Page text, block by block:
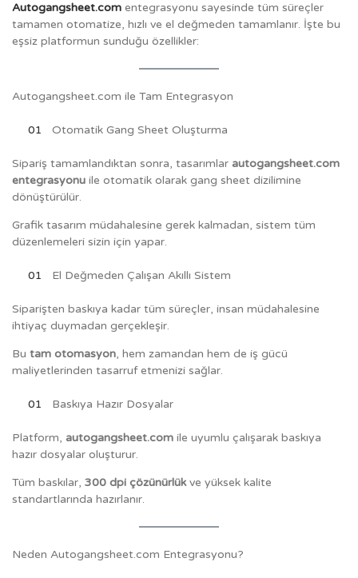
Autogangsheet.com entegrasyonu sayesinde tüm süreçler
tamamen otomatize, hızlı ve el değmeden tamamlanır. İşte bu
eşsiz platformun sunduğu özellikler:
Autogangsheet.com ile Tam Entegrasyon
Otomatik Gang Sheet Oluşturma
Sipariş tamamlandıktan sonra, tasarımlar autogangsheet.com
entegrasyonu ile otomatik olarak gang sheet dizilimine
dönüştürülür.
Grafik tasarım müdahalesine gerek kalmadan, sistem tüm
düzenlemeleri sizin için yapar.
El Değmeden Çalışan Akıllı Sistem
Siparişten baskıya kadar tüm süreçler, insan müdahalesine
ihtiyaç duymadan gerçekleşir.
Bu tam otomasyon, hem zamandan hem de iş gücü
maliyetlerinden tasarruf etmenizi sağlar.
Baskıya Hazır Dosyalar
Platform, autogangsheet.com ile uyumlu çalışarak baskıya
hazır dosyalar oluşturur.
Tüm baskılar, 300 dpi çözünürlükve yüksek kalite
standartlarında hazırlanır.
Neden Autogangsheet.com Entegrasyonu?